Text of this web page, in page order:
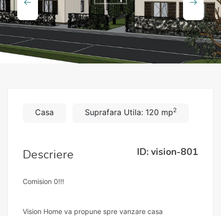
Casa Suprafara Utila: 120 mp2
Descriere ID: vision-801
Comision 0!!!
Vision Home va propune spre vanzare casa